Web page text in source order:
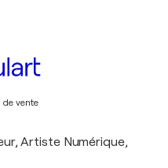
vente
Artiste Numérique,